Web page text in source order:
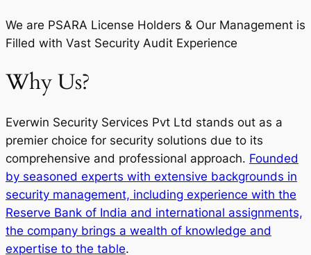
We are PSARA License Holders & Our Management is
Filled with Vast Security Audit Experience
Why Us?
Everwin Security Services Pvt Ltd stands out as a
premier choice for security solutions due to its
comprehensive and professional approach. Founded
by seasoned experts with extensive backgrounds in
security management, including experience with the
Reserve Bank of India and international assignments,
the company brings a wealth of knowledge and
expertise to the table.